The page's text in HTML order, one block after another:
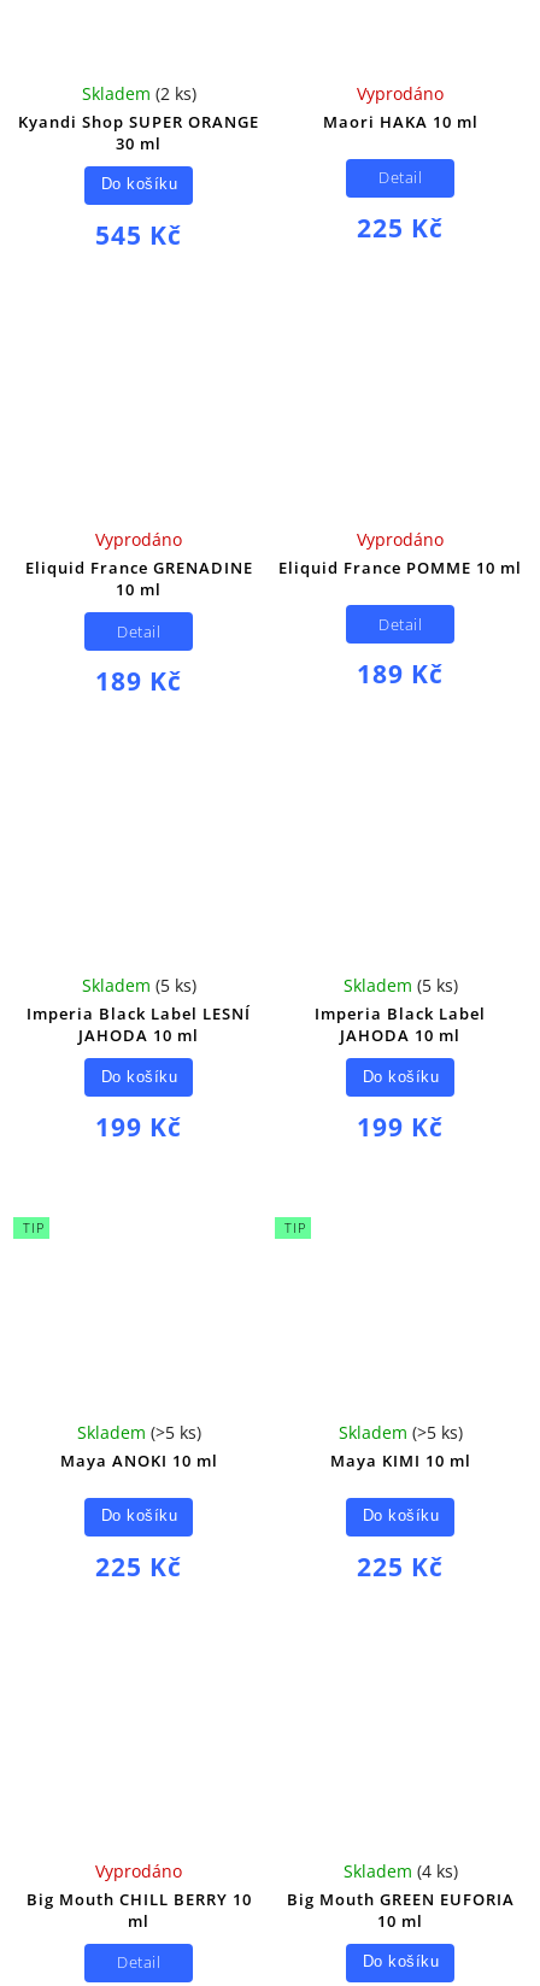
Kyandi Shop SUPER ORANGE
30 ml
Skladem (2 ks)
545 Kč
Do košíku
Maori HAKA 10 ml
Vyprodáno
225 Kč
Detail
Eliquid France GRENADINE
10 ml
Vyprodáno
189 Kč
Detail
Eliquid France POMME 10 ml
Vyprodáno
189 Kč
Detail
Imperia Black Label LESNÍ
JAHODA 10 ml
Skladem (5 ks)
199 Kč
Do košíku
Imperia Black Label
JAHODA 10 ml
Skladem (5 ks)
199 Kč
Do košíku
TIP
Maya ANOKI 10 ml
Skladem (>5 ks)
225 Kč
Do košíku
TIP
Maya KIMI 10 ml
Skladem (>5 ks)
225 Kč
Do košíku
Big Mouth CHILL BERRY 10
ml
Vyprodáno
Detail
Big Mouth GREEN EUFORIA
10 ml
Skladem (4 ks)
Do košíku